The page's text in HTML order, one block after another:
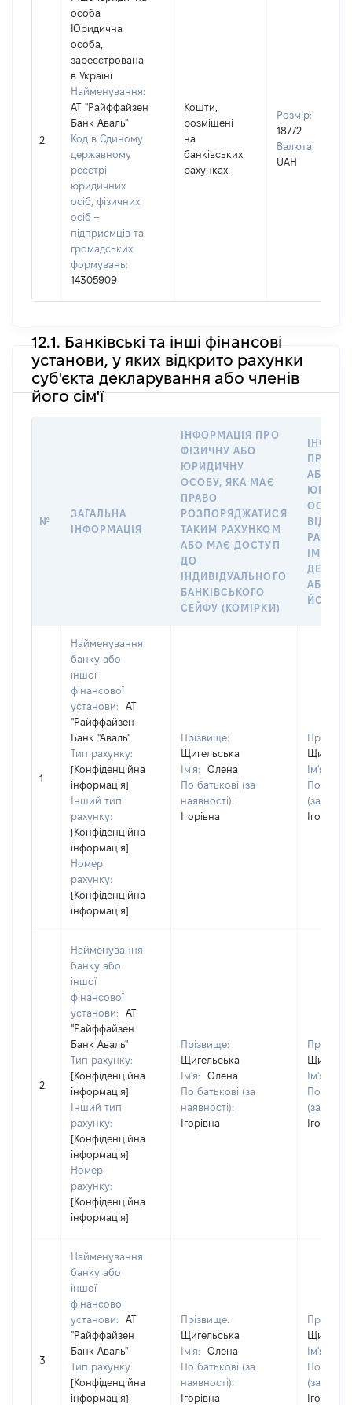
2
особа
Юридична
особа,
зареєстрована
в Україні
Найменування:
АТ "Райффайзен
Банк Аваль"
Код в Єдиному
державному
реєстрі
юридичних
осіб, фізичних
осіб –
підприємців та
громадських
формувань:
14305909
Кошти,
розміщені
на
банківських
рахунках
Розмір:
18772
Валюта:
UAH
12.1. Банківські та інші фінансові
установи, у яких відкрито рахунки
суб'єкта декларування або членів
його сім'ї
№
ЗАГАЛЬНА
ІНФОРМАЦІЯ
ІНФОРМАЦІЯ ПРО
ФІЗИЧНУ АБО
ЮРИДИЧНУ
ОСОБУ, ЯКА МАЄ
ПРАВО
РОЗПОРЯДЖАТИСЯ
ТАКИМ РАХУНКОМ
АБО МАЄ ДОСТУП
ДО
ІНДИВІДУАЛЬНОГО
БАНКІВСЬКОГО
СЕЙФУ (КОМІРКИ)
ПРО
АБО
ОСОБУ,
ІМ’Я
АБО
ЙОГО
1
Найменування
банку або
іншої
фінансової
установи:
АТ
"Райффайзен
Банк "Аваль"
Тип рахунку:
[Конфіденційна
інформація]
Інший тип
рахунку:
[Конфіденційна
інформація]
Номер
рахунку:
[Конфіденційна
інформація]
Прізвище:
Щигельська
Ім'я:
Олена
По батькові (за
наявності):
Ігорівна
Ім'я:
По
(за
Ігорівна
2
Найменування
банку або
іншої
фінансової
установи:
АТ
"Райффайзен
Банк Аваль"
Тип рахунку:
[Конфіденційна
інформація]
Інший тип
рахунку:
[Конфіденційна
інформація]
Номер
рахунку:
[Конфіденційна
інформація]
Прізвище:
Щигельська
Ім'я:
Олена
По батькові (за
наявності):
Ігорівна
Ім'я:
По
(за
Ігорівна
3
Найменування
банку або
іншої
фінансової
установи:
АТ
"Райффайзен
Банк Аваль"
Тип рахунку:
[Конфіденційна
інформація]
Прізвище:
Щигельська
Ім'я:
Олена
По батькові (за
наявності):
Ігорівна
Ім'я:
По
(за
Ігорівна